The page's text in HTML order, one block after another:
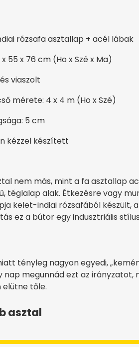
rózsafa asztallap + acél lábak
x 55 x 76 cm (Ho x Szé x Ma)
viaszolt
mérete: 4 x 4 m (Ho x Szé)
5 cm
kézzel készített
nem más, mint a fa asztallap
téglalap alak. Étkezésre vagy
kelet-indiai rózsafából készült,
ez a bútor egy indusztriális
tényleg nagyon egyedi,
nap megunnád ezt az
elütne tőle.
asztal